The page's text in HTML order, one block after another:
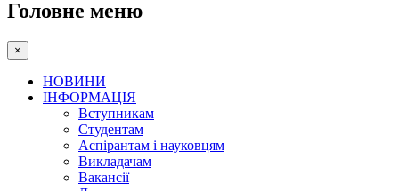
Головне меню
×
НОВИНИ
ІНФОРМАЦІЯ
Вступникам
Студентам
Аспірантам і науковцям
Викладачам
Вакансії